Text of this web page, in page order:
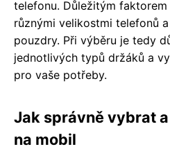
telefonu. Důležitým
různými velikostmi telefonů
pouzdry. Při výběru je tedy
jednotlivých typů držáků a
pro vaše potřeby.
Jak správně vybrat
na mobil